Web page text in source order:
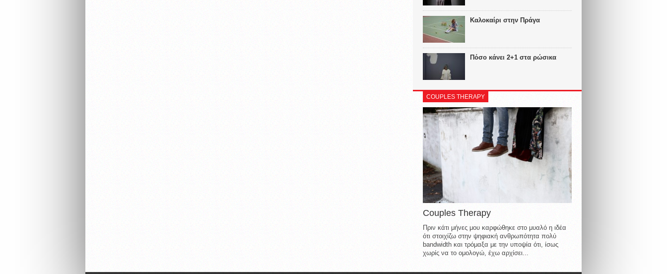
Καλοκαίρι στην Πράγα
Πόσο κάνει 2+1 στα ρώσικα
COUPLES THERAPY
Couples Therapy
Πριν κάτι μήνες μου καρφώθηκε στο μυαλό η ιδέα
ότι στοιχίζω στην ψηφιακή ανθρωπότητα πολύ
bandwidth και τρόμαξα με την υποψία ότι, ίσως
χωρίς να το ομολογώ, έχω αρχίσει...